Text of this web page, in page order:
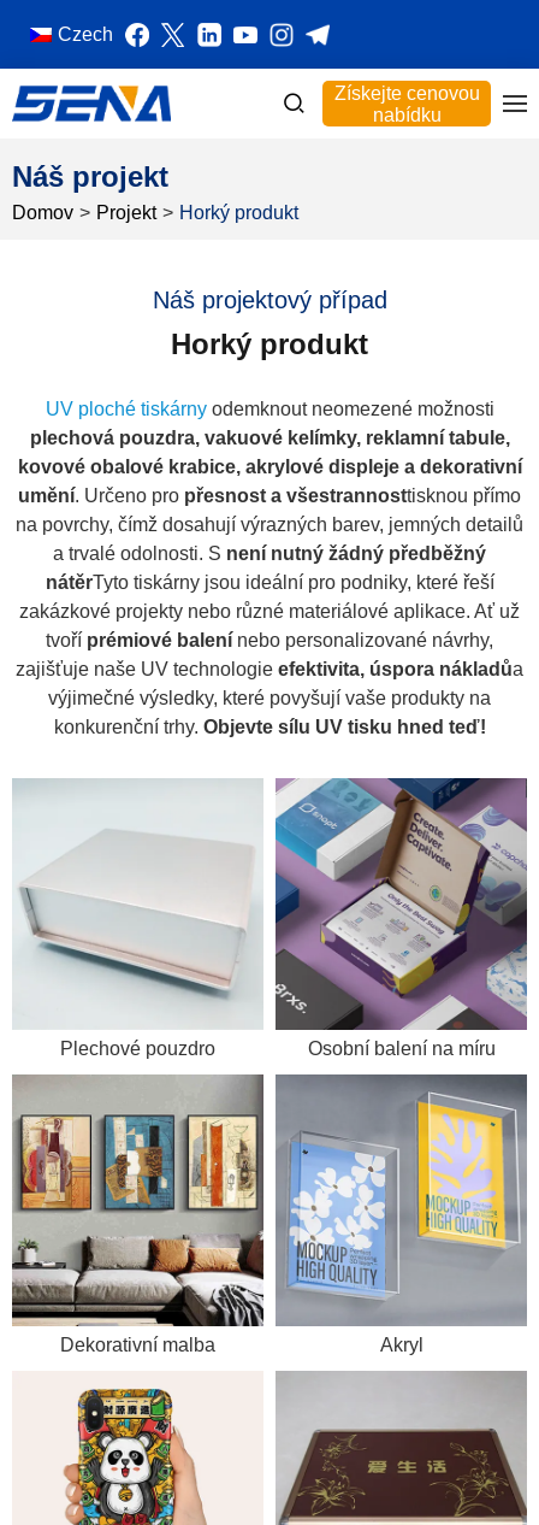
Czech
Získejte cenovou
nabídku
Náš projekt
Domov > Projekt > Horký produkt
Náš projektový případ
Horký produkt
UV ploché tiskárnyodemknout neomezené možnosti
plechová pouzdra, vakuové kelímky, reklamní tabule,
kovové obalové krabice, akrylové displeje a dekorativní
umění. Určeno pro přesnost a všestrannosttisknou přímo
na povrchy, čímž dosahují výrazných barev, jemných detailů
a trvalé odolnosti. S není nutný žádný předběžný
nátěrTyto tiskárny jsou ideální pro podniky, které řeší
zakázkové projekty nebo různé materiálové aplikace. Ať už
tvoří prémiové balení nebo personalizované návrhy,
zajišťuje naše UV technologie efektivita, úspora nákladůa
výjimečné výsledky, které povyšují vaše produkty na
konkurenční trhy. Objevte sílu UV tisku hned teď!
Plechové pouzdro Osobní balení na míru
Dekorativní malba Akryl